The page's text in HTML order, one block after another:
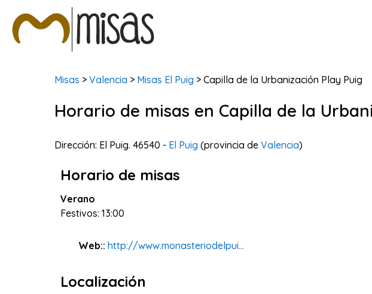
Misas >Valencia > Misas El Puig > Capilla de la Urbanización Play Puig
Horario de misas en Capilla de la
Dirección: El Puig. 46540 - El Puig (provincia deValencia)
Horario de misas
Verano
Festivos: 13:00
Web:: http://www.monasteriodelpui...
Localización